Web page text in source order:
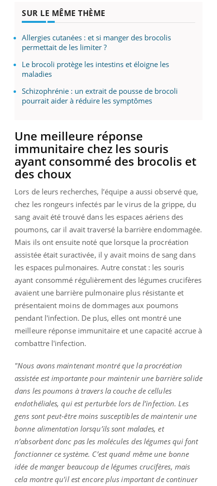
SUR LE MÊME THÈME
Allergies cutanées : et si manger des brocolis
permettait de les limiter ?
Le brocoli protège les intestins et éloigne les
maladies
Schizophrénie : un extrait de pousse de brocoli
pourrait aider à réduire les symptômes
Une meilleure réponse
immunitaire chez les souris
ayant consommé des brocolis et
des choux
Lors de leurs recherches, l’équipe a aussi observé que,
chez les rongeurs infectés par le virus de la grippe, du
sang avait été trouvé dans les espaces aériens des
poumons, car il avait traversé la barrière endommagée.
Mais ils ont ensuite noté que lorsque la procréation
assistée était suractivée, il y avait moins de sang dans
les espaces pulmonaires. Autre constat : les souris
ayant consommé régulièrement des légumes crucifères
avaient une barrière pulmonaire plus résistante et
présentaient moins de dommages aux poumons
pendant l'infection. De plus, elles ont montré une
meilleure réponse immunitaire et une capacité accrue à
combattre l'infection.
"Nous avons maintenant montré que la procréation
assistée est importante pour maintenir une barrière solide
dans les poumons à travers la couche de cellules
endothéliales, qui est perturbée lors de l’infection. Les
gens sont peut-être moins susceptibles de maintenir une
bonne alimentation lorsqu’ils sont malades, et
n’absorbent donc pas les molécules des légumes qui font
fonctionner ce système. C’est quand même une bonne
idée de manger beaucoup de légumes crucifères, mais
cela montre qu’il est encore plus important de continuer